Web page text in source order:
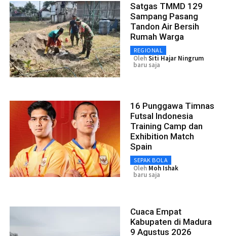
Satgas TMMD 129
Sampang Pasang
Tandon Air Bersih
Rumah Warga
REGIONAL
OlehSiti Hajar Ningrum
baru saja
16 Punggawa Timnas
Futsal Indonesia
Training Camp dan
Exhibition Match
Spain
SEPAK BOLA
Oleh Moh Ishak
baru saja
Cuaca Empat
Kabupaten di Madura
9 Agustus 2026